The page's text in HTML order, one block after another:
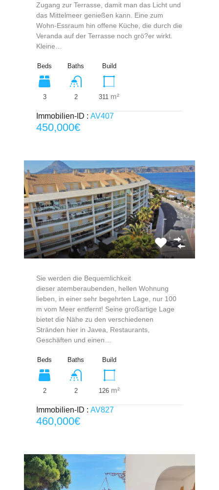
Zugang zur Terrasse, damit man das Licht und
das Mittelmeer genießen kann. Eine zum
Wohn-Essraum hin offene Küche, die durch die
Veranda auf der Terrasse noch grö?er wirkt.
Kleine…
Beds
3
Baths
2
Build
311 m²
Immobilien-ID : AV407
450,000€
Sie werden die Bequemlichkeit
dieser atemberaubenden, hellen Wohnung
lieben, in einer sehr begehrten Lage, nur 100
m vom Meer entfernt! Seine großartige Lage
bietet die Nähe zu den verschiedenen
Stränden hier in Javea, Restaurants,
Geschäften und einen…
Beds
2
Baths
2
Build
126 m²
Immobilien-ID : AV827
460,000€